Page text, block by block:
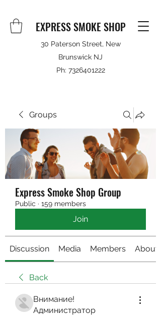
EXPRESS SMOKE SHOP
30 Paterson Street, New
Brunswick NJ
Ph: 7326401222
Groups
Express Smoke Shop Group
Public · 159 members
Join
Discussion Media Members About
Back
Внимание!
Администратор